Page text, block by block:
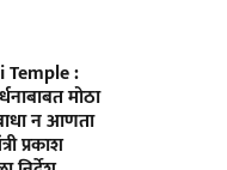
Temple :
मोठा
न आणता
प्रकाश